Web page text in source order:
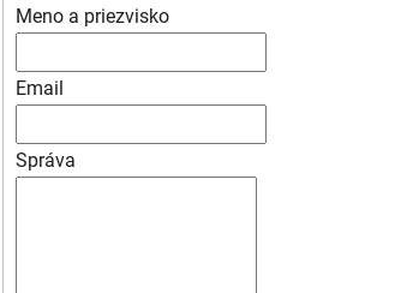
Meno a priezvisko
Email
Správa